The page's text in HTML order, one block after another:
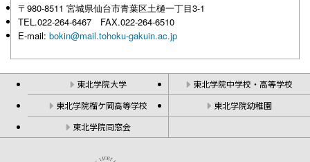
〒980-8511 宮城県仙台市青葉区土樋一丁目3-1
TEL.022-264-6467 FAX.022-264-6510
E-mail: bokin@mail.tohoku-gakuin.ac.jp
東北学院大学
東北学院中学校・高等学校
東北学院榴ケ岡高等学校
東北学院幼稚園
東北学院同窓会